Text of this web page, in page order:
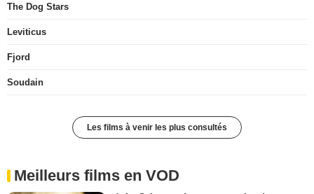
The Dog Stars
Leviticus
Fjord
Soudain
Les films à venir les plus consultés
Meilleurs films en VOD